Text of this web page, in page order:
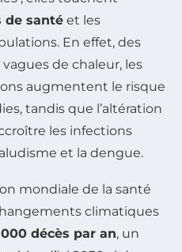
de santé et les
En effet, des
de chaleur, les
augmentent le risque
tandis que l’altération
les infections
et la dengue.
mondiale de la santé
climatiques
000 décès par an, un